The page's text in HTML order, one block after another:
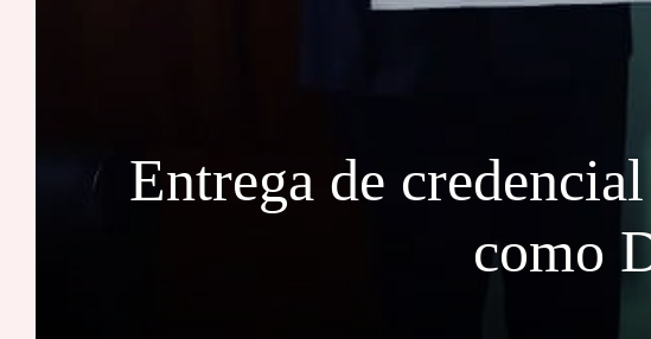
Entrega de
como